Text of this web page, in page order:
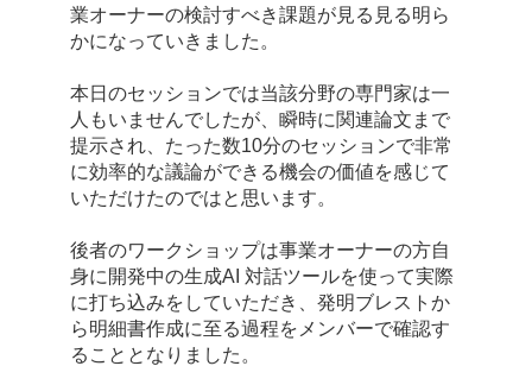
業オーナーの検討すべき課題が見る見る明ら
かになっていきました。
本日のセッションでは当該分野の専門家は一
人もいませんでしたが、瞬時に関連論文まで
提示され、たった数10分のセッションで非常
に効率的な議論ができる機会の価値を感じて
いただけたのではと思います。
後者のワークショップは事業オーナーの方自
身に開発中の生成AI 対話ツールを使って実際
に打ち込みをしていただき、発明ブレストか
ら明細書作成に至る過程をメンバーで確認す
ることとなりました。